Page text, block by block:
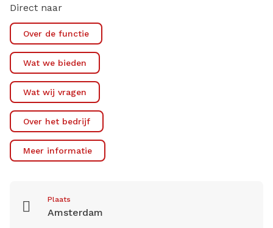
Direct naar
Over de functie
Wat we bieden
Wat wij vragen
Over het bedrijf
Meer informatie
Plaats
Amsterdam